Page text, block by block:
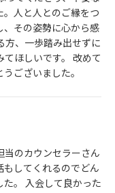
人と人とのご縁をつ
、その姿勢に心から感
方、一歩踏み出せずに
ほしいです。 改めて
ございました。
当のカウンセラーさん
してくれるのでどん
。 入会して良かった